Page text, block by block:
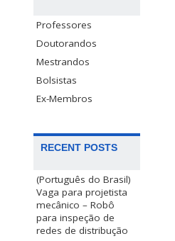
Professores
Doutorandos
Mestrandos
Bolsistas
Ex-Membros
RECENT POSTS
(Português do Brasil)
Vaga para projetista
mecânico – Robô
para inspeção de
redes de distribução